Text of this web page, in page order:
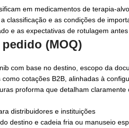
em medicamentos de terapia-
classificação e as condições de
e as expectativas de rotulagem antes
(MOQ)
com base no destino, escopo da
cotações B2B, alinhadas à
proforma que detalham claramente
distribuidores e instituições
destino e cadeia fria ou manuseio